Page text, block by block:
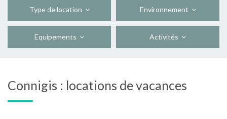
Type de location Environnement
Equipements Activités
Connigis : locations de vacances